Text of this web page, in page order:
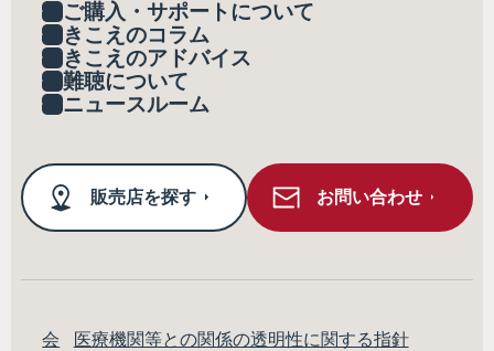
ご購入・サポートについて
きこえのコラム
きこえのアドバイス
難聴について
ニュースルーム
販売店を探す お問い合わせ
会
医療機関等との関係の透明性に関する指針